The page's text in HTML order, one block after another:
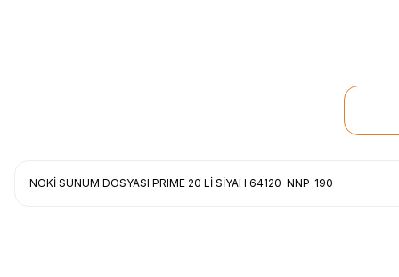
NOKİ SUNUM DOSYASI PRIME 20 Lİ SİYAH 64120-NNP-190